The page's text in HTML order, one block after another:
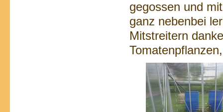
gegossen und
ganz nebenbei
Mitstreitern